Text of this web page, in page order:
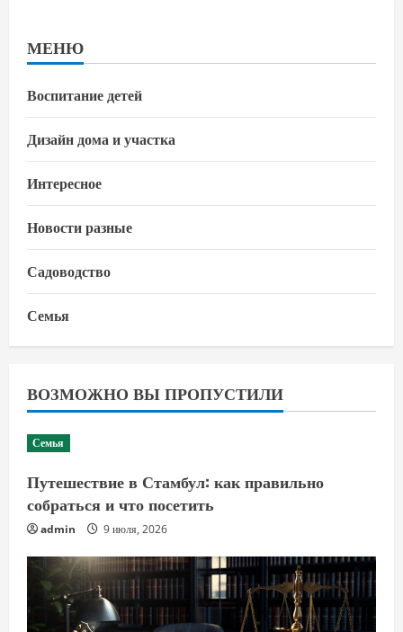
МЕНЮ
Воспитание детей
Дизайн дома и участка
Интересное
Новости разные
Садоводство
Семья
ВОЗМОЖНО ВЫ ПРОПУСТИЛИ
Семья
Путешествие в Стамбул: как правильно
собраться и что посетить
admin 9 июля, 2026